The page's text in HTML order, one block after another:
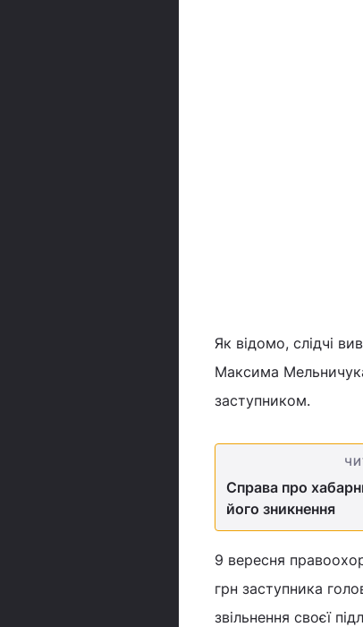
Як відомо, слідчі
Максима
заступником.
Справа про
його зникнення
9 вересня
грн заступника
звільнення своєї